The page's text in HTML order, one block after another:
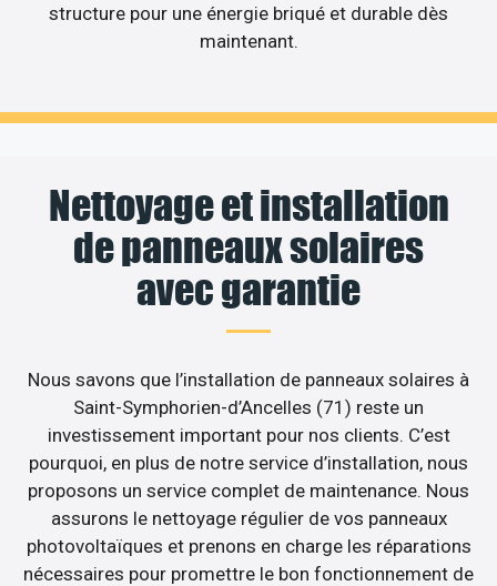
structure pour une énergie briqué et durable dès
maintenant.
Nettoyage et installation
de panneaux solaires
avec garantie
Nous savons que l’installation de panneaux solaires à
Saint-Symphorien-d’Ancelles (71) reste un
investissement important pour nos clients. C’est
pourquoi, en plus de notre service d’installation, nous
proposons un service complet de maintenance. Nous
assurons le nettoyage régulier de vos panneaux
photovoltaïques et prenons en charge les réparations
nécessaires pour promettre le bon fonctionnement de